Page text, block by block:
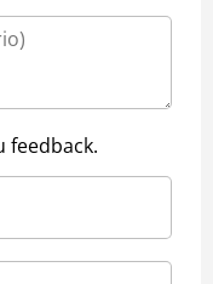
feedback.